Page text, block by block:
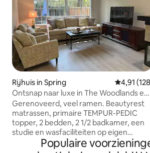
Rijhuis in Spring
4,91
Ontsnap naar luxe in The Woodlands en
geniet
Gerenoveerd, veel ramen. Beautyrest
matrassen, primaire TEMPUR-PEDIC
topper, 2 bedden, 2 1/2 badkamer, een
studie en wasfaciliteiten op eigen
terrein. Geen tapijt. Kwarts
Populaire